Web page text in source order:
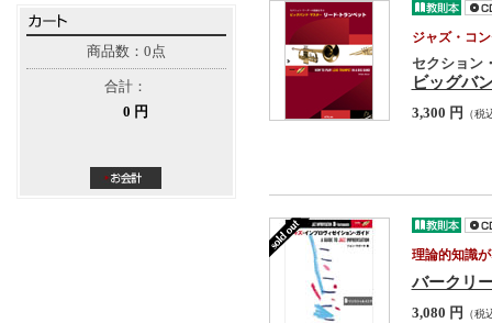
商品数：0点
合計：
0 円
ジャズ・コ
セクション
ビッグバ
3,300 円 （税
理論的知識
バークリ
3,080 円 （税